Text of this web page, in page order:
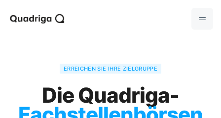
ERREICHEN SIE IHRE ZIELGRUPPE
Die Quadriga-